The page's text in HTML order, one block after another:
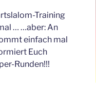
Training
… …aber: An
einfach mal
Euch
Runden!!!